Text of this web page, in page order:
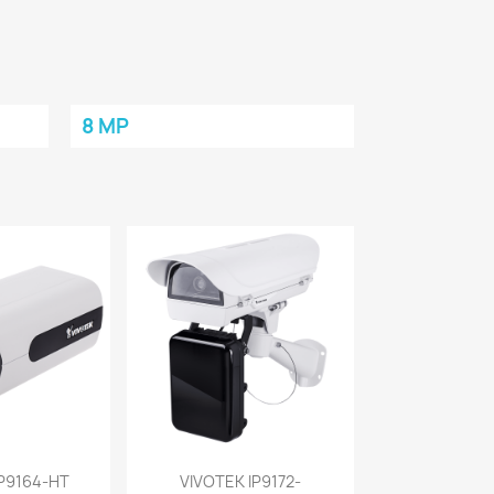
8 MP
rápida
HT Vista rápida
VIVOTEK IP9172-